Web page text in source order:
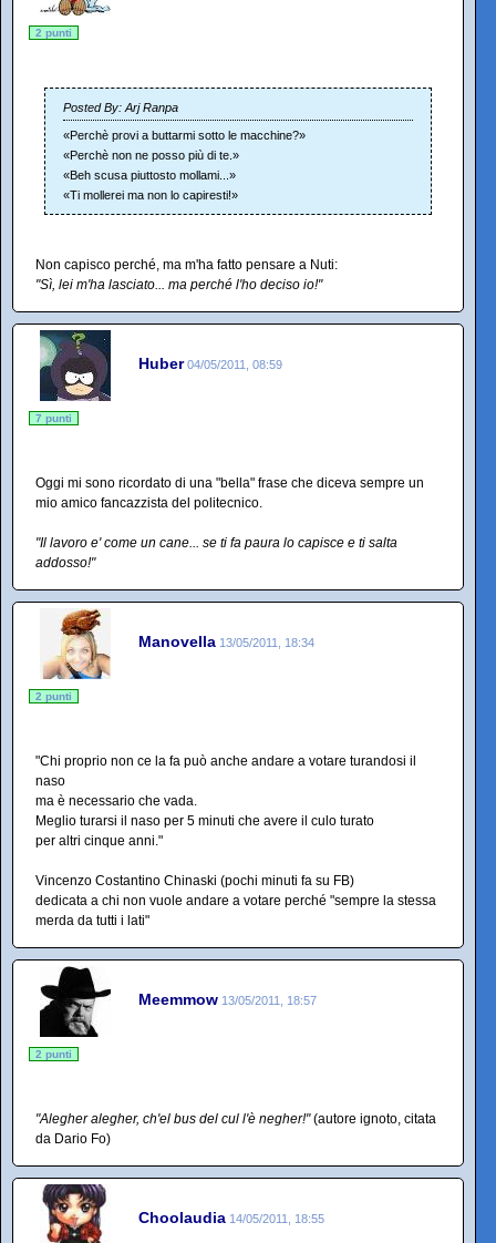
2 punti
Posted By: Arj Ranpa
«Perchè provi a buttarmi sotto le macchine?»
«Perchè non ne posso più di te.»
«Beh scusa piuttosto mollami...»
«Ti mollerei ma non lo capiresti!»
Non capisco perché, ma m'ha fatto pensare a Nuti:
"Sì, lei m'ha lasciato... ma perché l'ho deciso io!"
Huber 04/05/2011, 08:59
7 punti
Oggi mi sono ricordato di una "bella" frase che diceva sempre un
mio amico fancazzista del politecnico.
"Il lavoro e' come un cane... se ti fa paura lo capisce e ti salta
addosso!"
Manovella 13/05/2011, 18:34
2 punti
"Chi proprio non ce la fa può anche andare a votare turandosi il
naso
ma è necessario che vada.
Meglio turarsi il naso per 5 minuti che avere il culo turato
per altri cinque anni."
Vincenzo Costantino Chinaski (pochi minuti fa su FB)
dedicata a chi non vuole andare a votare perché "sempre la stessa
merda da tutti i lati"
Meemmow 13/05/2011, 18:57
2 punti
"Alegher alegher, ch'el bus del cul l'è negher!"(autore ignoto, citata
da Dario Fo)
Choolaudia 14/05/2011, 18:55